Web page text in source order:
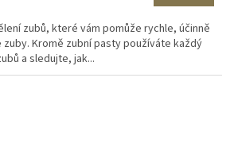
zubů, které vám pomůže rychle, účinně
Kromě zubní pasty používáte každý
a sledujte, jak...